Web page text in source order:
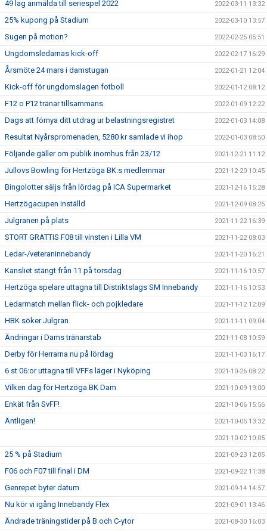
49 lag anmälda till seriespel 2022 2022-03-11 13:32
25% kupong på Stadium 2022-03-10 13:57
Sugen på motion? 2022-02-25 05:51
Ungdomsledarnas kick-off 2022-02-17 16:29
Årsmöte 24 mars i damstugan 2022-01-21 12:04
Kick-off för ungdomslagen fotboll 2022-01-12 08:12
F12 o P12 tränar tillsammans 2022-01-09 12:22
Dags att förnya ditt utdrag ur belastningsregistret 2022-01-03 14:08
Resultat Nyårspromenaden, 5280 kr samlade vi ihop 2022-01-03 08:50
Följande gäller om publik inomhus från 23/12 2021-12-21 11:12
Jullovs Bowling för Hertzöga BK:s medlemmar 2021-12-20 10:45
Bingolotter säljs från lördag på ICA Supermarket 2021-12-16 15:28
Hertzögacupen inställd 2021-12-09 08:25
Julgranen på plats 2021-11-22 16:39
STORT GRATTIS F08 till vinsten i Lilla VM 2021-11-22 08:03
Ledar-/veteraninnebandy 2021-11-20 16:21
Kansliet stängt från 11 på torsdag 2021-11-16 10:57
Hertzöga spelare uttagna till Distriktslags SM Innebandy 2021-11-16 10:53
Ledarmatch mellan flick- och pojkledare 2021-11-12 12:09
HBK söker Julgran 2021-11-11 09:04
Ändringar i Dams tränarstab 2021-11-08 10:59
Derby för Herrarna nu på lördag 2021-11-03 16:17
6 st 06:or uttagna till VFFs läger i Nyköping 2021-10-26 08:22
Vilken dag för Hertzöga BK Dam 2021-10-09 19:00
Enkät från SvFF! 2021-10-06 15:56
Äntligen! 2021-10-05 13:32
2021-10-02 10:05
25 % på Stadium 2021-09-23 12:05
F06 och F07 till final i DM 2021-09-22 11:38
Genrepet byter datum 2021-09-14 14:57
Nu kör vi igång Innebandy Flex 2021-09-01 13:46
Ändrade träningstider på B och C-ytor 2021-08-30 16:03